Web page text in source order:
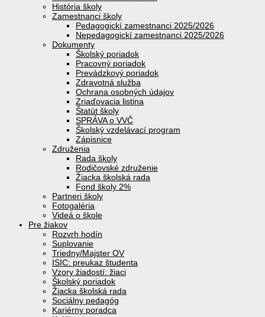
História školy
Zamestnanci školy
Pedagogickí zamestnanci 2025/2026
Nepedagogickí zamestnanci 2025/2026
Dokumenty
Školský poriadok
Pracovný poriadok
Prevádzkový poriadok
Zdravotná služba
Ochrana osobných údajov
Zriaďovacia listina
Štatút školy
SPRÁVA o VVČ
Školský vzdelávací program
Zápisnice
Združenia
Rada školy
Rodičovské združenie
Žiacka školská rada
Fond školy 2%
Partneri školy
Fotogaléria
Videá o škole
Pre žiakov
Rozvrh hodín
Suplovanie
Triedny/Majster OV
ISIC: preukaz študenta
Vzory žiadostí: žiaci
Školský poriadok
Žiacka školská rada
Sociálny pedagóg
Kariérny poradca